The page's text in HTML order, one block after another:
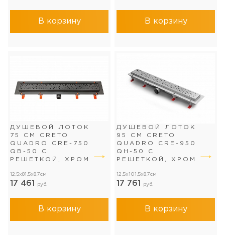
В корзину В корзину
ДУШЕВОЙ ЛОТОК
75 СМ CRETO
QUADRO CRE-750
QB-50 С
РЕШЕТКОЙ, ХРОМ
12,5x81,5x8,7см
17 461 руб.
В корзину
ДУШЕВОЙ ЛОТОК
95 СМ CRETO
QUADRO CRE-950
QH-50 С
РЕШЕТКОЙ, ХРОМ
12,5x101,5x8,7см
17 761 руб.
В корзину